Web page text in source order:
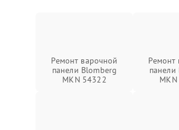
Ремонт варочной
панели Blomberg
MKN 54322
Ремонт
панели